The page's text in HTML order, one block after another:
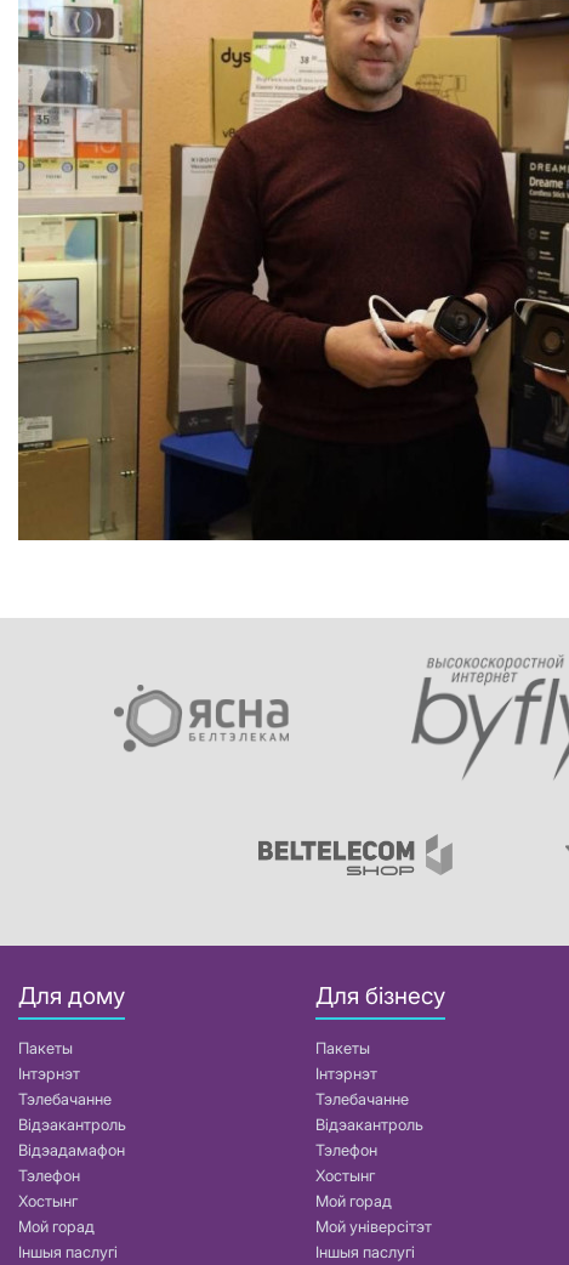
Для дому
Пакеты
Інтэрнэт
Тэлебачанне
Відэакантроль
Відэадамафон
Тэлефон
Хостынг
Мой горад
Іншыя паслугі
Для бізнесу
Пакеты
Інтэрнэт
Тэлебачанне
Відэакантроль
Тэлефон
Хостынг
Мой горад
Мой універсітэт
Іншыя паслугі